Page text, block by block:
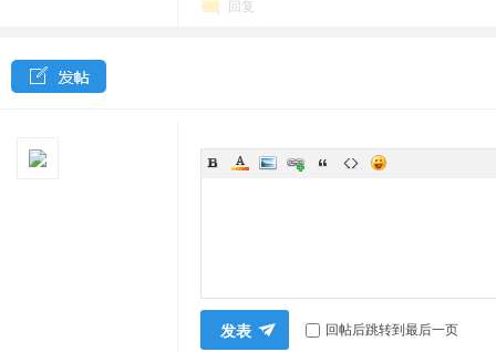
回复
发表 回帖后跳转到最后一页